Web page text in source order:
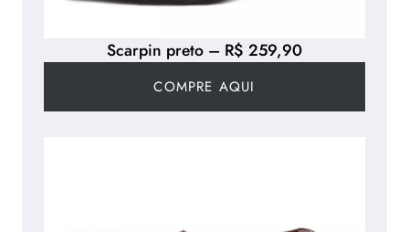
Scarpin preto – R$ 259,90
COMPRE AQUI